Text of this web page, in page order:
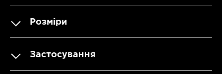
Розміри
Застосування